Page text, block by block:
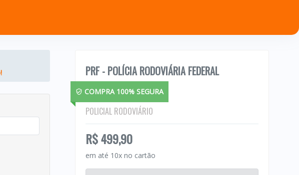
PRF - POLÍCIA RODOVIÁRIA FEDERAL
COMPRA 100% SEGURA
POLICIAL RODOVIÁRIO
R$ 499,90
em até 10x no cartão